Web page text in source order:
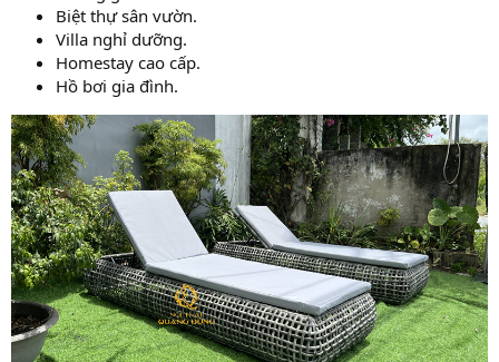
Biệt thự sân vườn.
Villa nghỉ dưỡng.
Homestay cao cấp.
Hồ bơi gia đình.